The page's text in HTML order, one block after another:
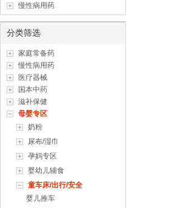
慢性病用药
分类筛选
家庭常备药
慢性病用药
医疗器械
国本中药
滋补保健
母婴专区
奶粉
尿布/湿巾
孕妈专区
婴幼儿辅食
童车床/出行/安全
婴儿推车